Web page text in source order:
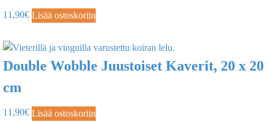
11,90€ Lisää ostoskoriin
Double Wobble Juustoiset Kaverit, 20 x 20
cm
11,90€ Lisää ostoskoriin